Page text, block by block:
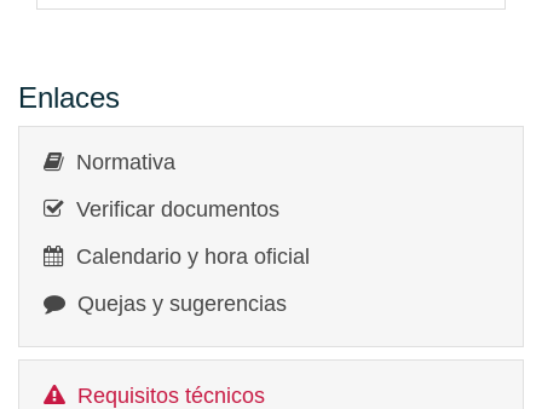
Enlaces
Normativa
Verificar documentos
Calendario y hora oficial
Quejas y sugerencias
Requisitos técnicos